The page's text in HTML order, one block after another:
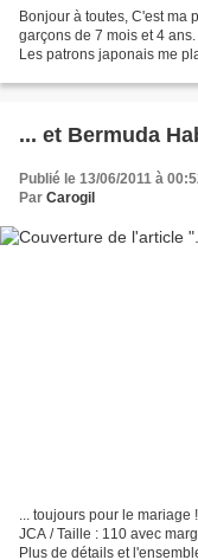
Bonjour à toutes, C'est ma
garçons de 7 mois et 4
Les patrons japonais me
... et Bermuda
Publié le 13/06/2011 à
Par Carogil
... toujours pour le
JCA / Taille : 110 avec
Plus de détails et